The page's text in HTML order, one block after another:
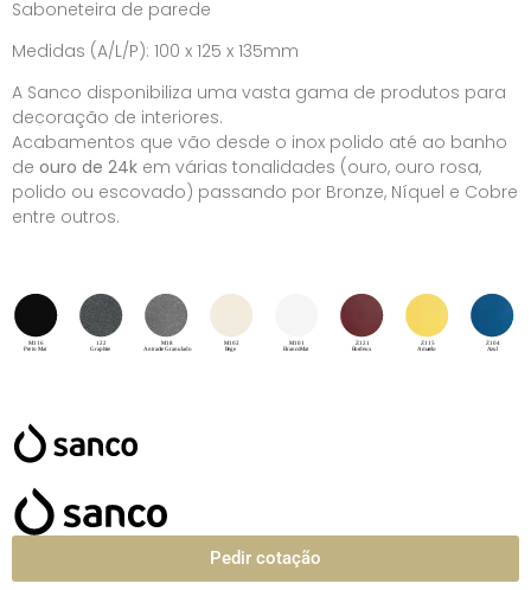
Saboneteira de parede
Medidas (A/L/P): 100 x 125 x 135mm
A Sanco disponibiliza uma vasta gama de produtos para
decoração de interiores.
Acabamentos que vão desde o inox polido até ao banho
de ouro de 24k em várias tonalidades (ouro, ouro rosa,
polido ou escovado) passando por Bronze, Níquel e Cobre
entre outros.
Pedir cotação